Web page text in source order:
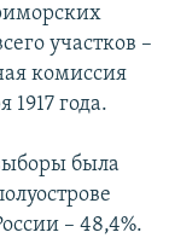
участков –
комиссия
1917 года.
была
– 48,4%.